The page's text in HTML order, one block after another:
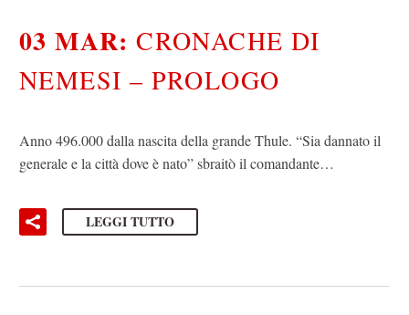
03 MAR:CRONACHE DI
NEMESI – PROLOGO
Anno 496.000 dalla nascita della grande Thule. “Sia dannato il
generale e la città dove è nato” sbraitò il comandante…
LEGGI TUTTO